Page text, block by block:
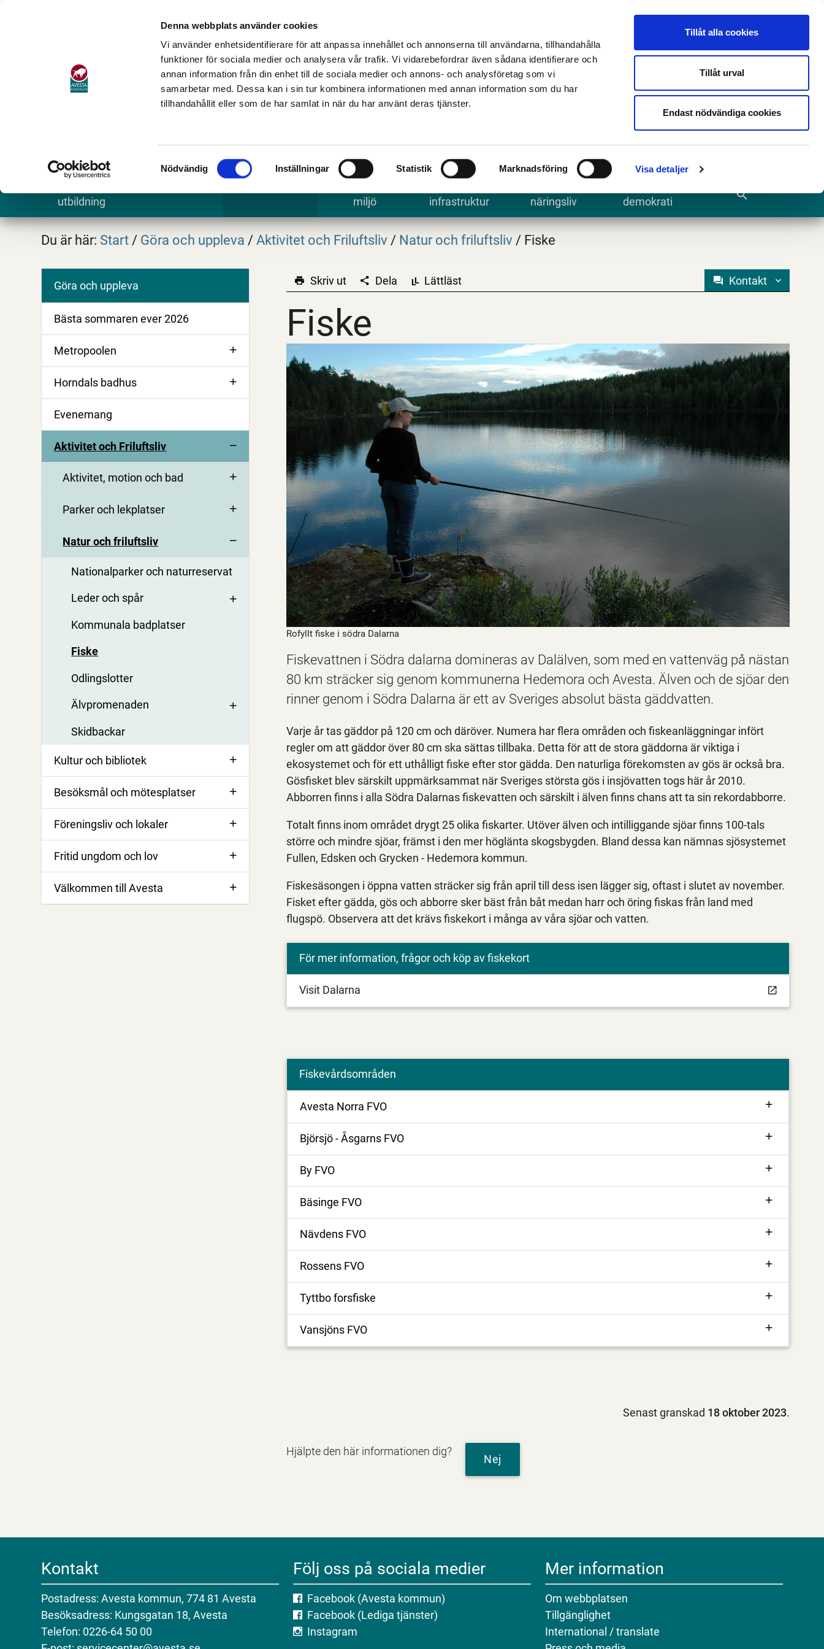
Denna webbplats använder cookies
Vi använder enhetsidentifierare för att anpassa innehållet och annonserna till användarna, tillhandahålla
funktioner för sociala medier och analysera vår trafik. Vi vidarebefordrar även sådana identifierare och
annan information från din enhet till de sociala medier och annons- och analysföretag som vi
samarbetar med. Dessa kan i sin tur kombinera informationen med annan information som du har
tillhandahållit eller som de har samlat in när du har använt deras tjänster.
Samtyckesval
Nödvändig Inställningar Statistik Marknadsföring Visa detaljer
Tillåt alla cookies
Tillåt urval
Endast nödvändiga cookies
E-tjänster och blanketter Translate
Sök
utbildning
miljö
infrastruktur
näringsliv
demokrati
search
Du är här: Start / Göra och uppleva / Aktivitet och Friluftsliv / Natur och friluftsliv / Fiske
Göra och uppleva
Bästa sommaren ever 2026
Metropoolen
Horndals badhus
Evenemang
Aktivitet och Friluftsliv
Aktivitet, motion och bad
Parker och lekplatser
Natur och friluftsliv
Nationalparker och naturreservat
Leder och spår
Kommunala badplatser
Fiske
Odlingslotter
Älvpromenaden
Skidbackar
Kultur och bibliotek
Besöksmål och mötesplatser
Föreningsliv och lokaler
Fritid ungdom och lov
Välkommen till Avesta
Fiske
Skriv ut Dela Kontakt
L
L Lättläst
Fiske
Rofyllt fiske i södra Dalarna
Fiskevattnen i Södra dalarna domineras av Dalälven, som med en vattenväg på nästan
80 km sträcker sig genom kommunerna Hedemora och Avesta. Älven och de sjöar den
rinner genom i Södra Dalarna är ett av Sveriges absolut bästa gäddvatten.
Varje år tas gäddor på 120 cm och däröver. Numera har flera områden och fiskeanläggningar infört
regler om att gäddor över 80 cm ska sättas tillbaka. Detta för att de stora gäddorna är viktiga i
ekosystemet och för ett uthålligt fiske efter stor gädda. Den naturliga förekomsten av gös är också bra.
Gösfisket blev särskilt uppmärksammat när Sveriges största gös i insjövatten togs här år 2010.
Abborren finns i alla Södra Dalarnas fiskevatten och särskilt i älven finns chans att ta sin rekordabborre.
Totalt finns inom området drygt 25 olika fiskarter. Utöver älven och intilliggande sjöar finns 100-tals
större och mindre sjöar, främst i den mer höglänta skogsbygden. Bland dessa kan nämnas sjösystemet
Fullen, Edsken och Grycken - Hedemora kommun.
Fiskesäsongen i öppna vatten sträcker sig från april till dess isen lägger sig, oftast i slutet av november.
Fisket efter gädda, gös och abborre sker bäst från båt medan harr och öring fiskas från land med
flugspö. Observera att det krävs fiskekort i många av våra sjöar och vatten.
För mer information, frågor och köp av fiskekort
Visit Dalarna
Fiskevårdsområden
Avesta Norra FVO
Björsjö - Åsgarns FVO
By FVO
Bäsinge FVO
Nävdens FVO
Rossens FVO
Tyttbo forsfiske
Vansjöns FVO
Senast granskad 18 oktober 2023.
Hjälpte den här informationen dig?
Nej
Kontakt
Postadress: Avesta kommun, 774 81 Avesta
Besöksadress: Kungsgatan 18, Avesta
Telefon: 0226-64 50 00
Följ oss på sociala medier
Facebook (Avesta kommun)
Facebook (Lediga tjänster)
Instagram
Mer information
Om webbplatsen
Tillgänglighet
International / translate